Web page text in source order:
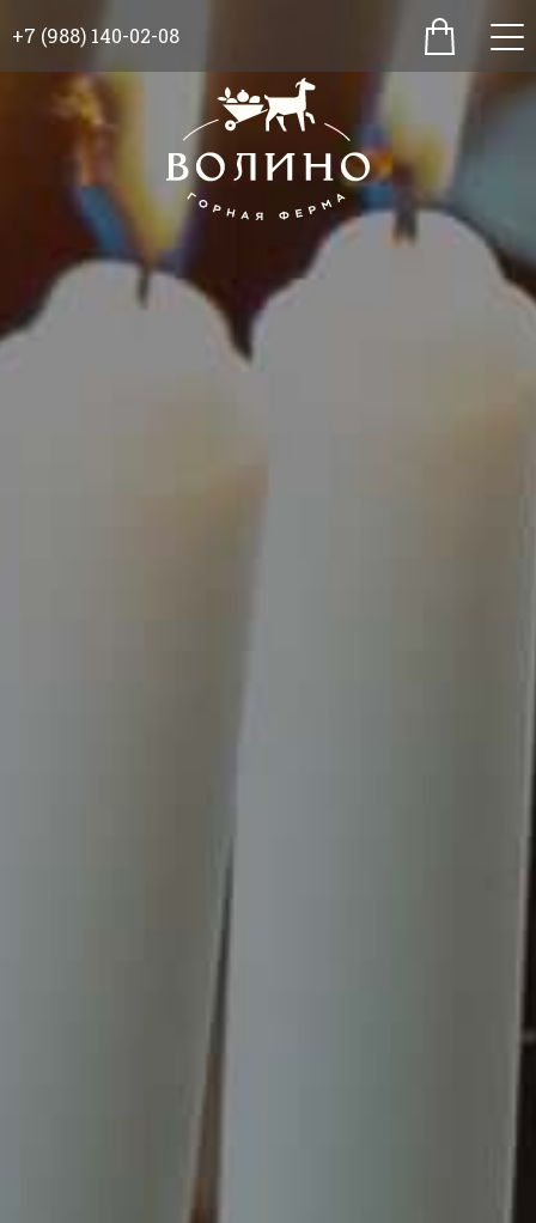
+7 (988) 140-02-08